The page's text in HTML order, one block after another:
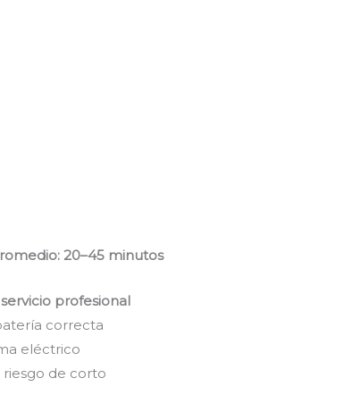
20–45 minutos
profesional
correcta
eléctrico
riesgo de corto